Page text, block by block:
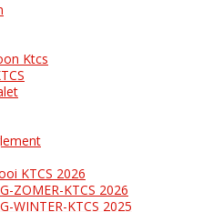
Ktcs
KTCS 2026
ZOMER-KTCS 2026
WINTER-KTCS 2025